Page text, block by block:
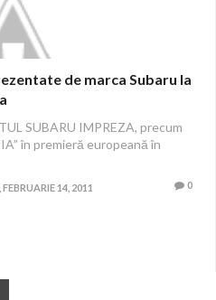
de marca Subaru la
SUBARU IMPREZA, precum
în premieră europeană în
14, 2011 0